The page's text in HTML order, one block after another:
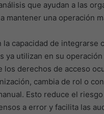
que ayudan a las
mantener una operación
capacidad de integrarse
utilizan en su
derechos de acceso
cambia de rol o
Esto reduce el
a error y facilita las